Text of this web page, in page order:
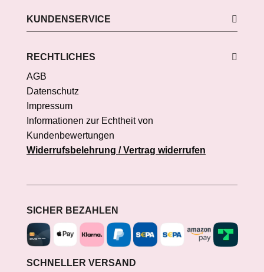
KUNDENSERVICE
RECHTLICHES
AGB
Datenschutz
Impressum
Informationen zur Echtheit von
Kundenbewertungen
Widerrufsbelehrung / Vertrag widerrufen
SICHER BEZAHLEN
SCHNELLER VERSAND